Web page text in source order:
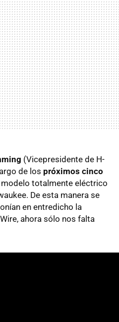
(Vicepresidente de H-
de los próximos cinco
totalmente eléctrico
De esta manera se
en entredicho la
ahora sólo nos falta